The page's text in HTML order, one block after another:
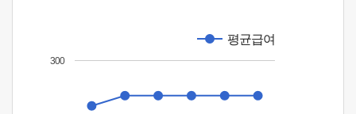
평균급여
300